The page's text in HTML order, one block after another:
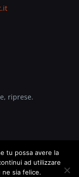
riprese.
tu possa avere la
ad utilizzare
ne sia felice.